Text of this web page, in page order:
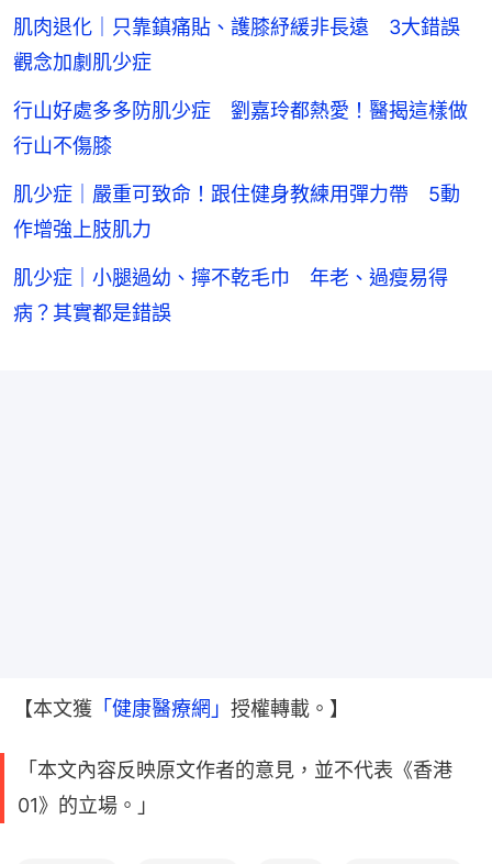
肌肉退化｜只靠鎮痛貼、護膝紓緩非長遠 3大錯誤
觀念加劇肌少症
行山好處多多防肌少症 劉嘉玲都熱愛！醫揭這樣做
行山不傷膝
肌少症｜嚴重可致命！跟住健身教練用彈力帶 5動
作增強上肢肌力
肌少症｜小腿過幼、擰不乾毛巾 年老、過瘦易得
病？其實都是錯誤
【本文獲 「健康醫療網 」 授權轉載。】
「本文內容反映原文作者的意見，並不代表《香港
01》的立場。」